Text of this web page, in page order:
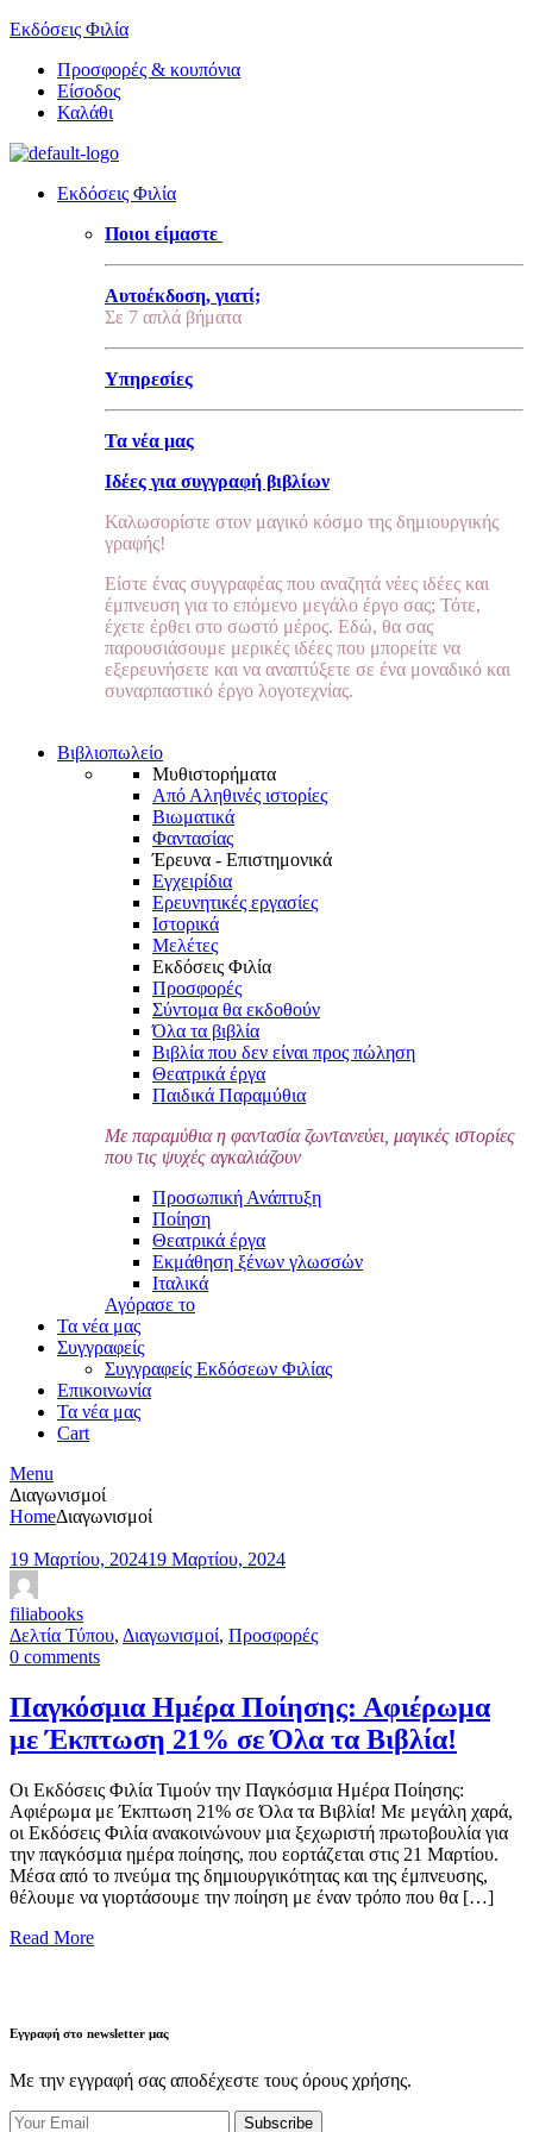
Εκδόσεις Φιλία
Προσφορές & κουπόνια
Είσοδος
Καλάθι
Εκδόσεις Φιλία
Ποιοι είμαστε
Αυτοέκδοση, γιατί;
Σε 7 απλά βήματα
Υπηρεσίες
Τα νέα μας
Ιδέες για συγγραφή βιβλίων
Καλωσορίστε στον μαγικό κόσμο της δημιουργικής
γραφής!
Είστε ένας συγγραφέας που αναζητά νέες ιδέες και
έμπνευση για το επόμενο μεγάλο έργο σας; Τότε,
έχετε έρθει στο σωστό μέρος. Εδώ, θα σας
παρουσιάσουμε μερικές ιδέες που μπορείτε να
εξερευνήσετε και να αναπτύξετε σε ένα μοναδικό και
συναρπαστικό έργο λογοτεχνίας.
Βιβλιοπωλείο
Μυθιστορήματα
Από Αληθινές ιστορίες
Βιωματικά
Φαντασίας
Έρευνα - Επιστημονικά
Εγχειρίδια
Ερευνητικές εργασίες
Ιστορικά
Μελέτες
Εκδόσεις Φιλία
Προσφορές
Σύντομα θα εκδοθούν
Όλα τα βιβλία
Βιβλία που δεν είναι προς πώληση
Θεατρικά έργα
Παιδικά Παραμύθια
Με παραμύθια η φαντασία ζωντανεύει, μαγικές ιστορίες
που τις ψυχές αγκαλιάζουν
Προσωπική Ανάπτυξη
Ποίηση
Θεατρικά έργα
Εκμάθηση ξένων γλωσσών
Ιταλικά
Αγόρασε το
Τα νέα μας
Συγγραφείς
Συγγραφείς Εκδόσεων Φιλίας
Επικοινωνία
Τα νέα μας
Cart
Menu
Διαγωνισμοί
HomeΔιαγωνισμοί
19 Μαρτίου, 202419 Μαρτίου, 2024
filiabooks
Δελτία Τύπου, Διαγωνισμοί, Προσφορές
0 comments
Παγκόσμια Ημέρα Ποίησης: Αφιέρωμα
με Έκπτωση 21% σε Όλα τα Βιβλία!
Οι Εκδόσεις Φιλία Τιμούν την Παγκόσμια Ημέρα Ποίησης:
Αφιέρωμα με Έκπτωση 21% σε Όλα τα Βιβλία! Με μεγάλη χαρά,
οι Εκδόσεις Φιλία ανακοινώνουν μια ξεχωριστή πρωτοβουλία για
την παγκόσμια ημέρα ποίησης, που εορτάζεται στις 21 Μαρτίου.
Μέσα από το πνεύμα της δημιουργικότητας και της έμπνευσης,
θέλουμε να γιορτάσουμε την ποίηση με έναν τρόπο που θα […]
Read More
Εγγραφή στο newsletter μας
Με την εγγραφή σας αποδέχεστε τους όρους χρήσης.